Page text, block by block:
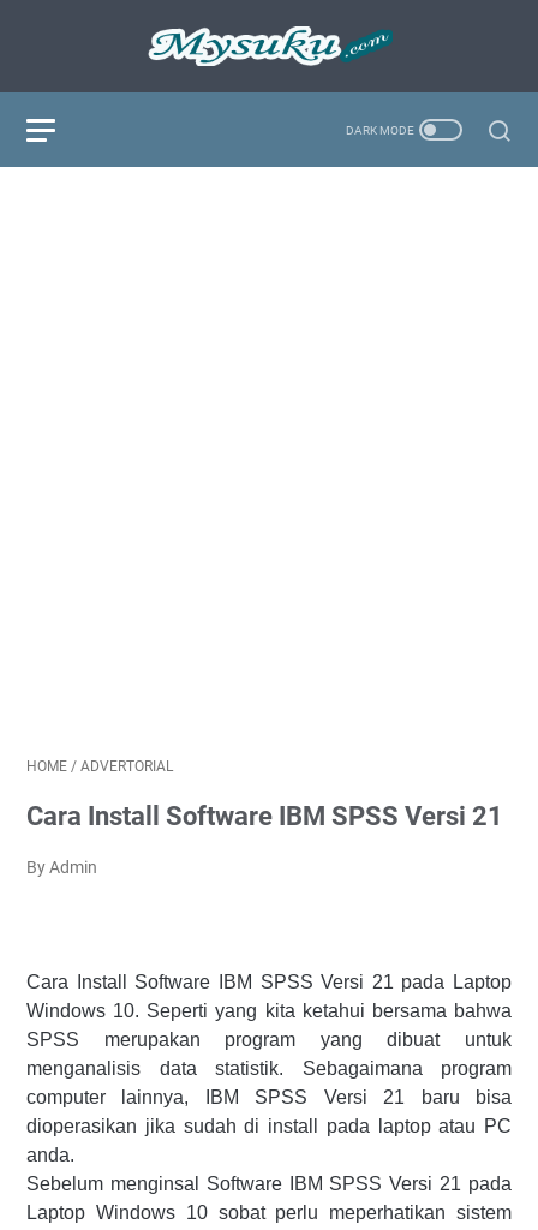
HOME / ADVERTORIAL
Cara Install Software IBM SPSS Versi 21
By Admin
Cara Install Software IBM SPSS Versi 21 pada Laptop
Windows 10. Seperti yang kita ketahui bersama bahwa
SPSS merupakan program yang dibuat untuk
menganalisis data statistik. Sebagaimana program
computer lainnya, IBM SPSS Versi 21 baru bisa
dioperasikan jika sudah di install pada laptop atau PC
anda.
Sebelum menginsal Software IBM SPSS Versi 21 pada
Laptop Windows 10 sobat perlu meperhatikan sistem